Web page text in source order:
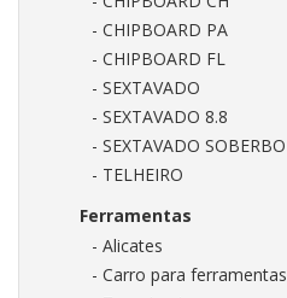
- CHIPBOARD PA
- CHIPBOARD FL
- SEXTAVADO
- SEXTAVADO 8.8
- SEXTAVADO SOBERBO
- TELHEIRO
Ferramentas
- Alicates
- Carro para ferramentas